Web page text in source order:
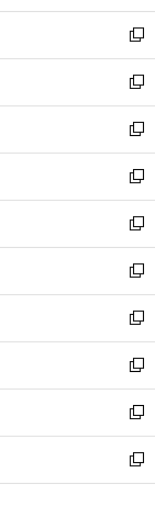
開
く
ウ
で
開
く
ン
ド
ウ
で
開
く
ウ
ィ
ン
ド
ウ
で
開
く
新
し
い
ウ
ィ
ン
ド
ウ
で
開
く
新
し
い
ウ
ィ
ン
ド
ウ
で
開
く
新
し
い
ウ
ィ
ン
ド
ウ
で
開
く
新
し
い
ウ
ィ
ン
ド
ウ
で
開
く
新
し
い
ウ
ィ
ン
ド
ウ
で
開
く
新
し
い
ウ
ィ
ン
ド
ウ
で
開
新
し
い
ウ
ィ
ン
ド
ウ
新
し
い
ウ
ィ
ン
新
し
い
ウ
新
し